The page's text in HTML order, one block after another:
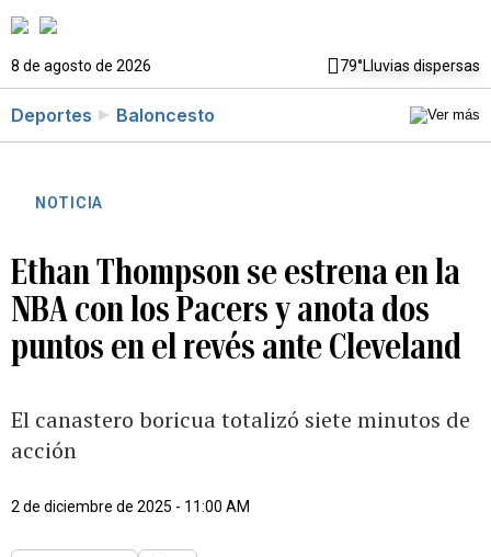
8 de agosto de 2026 79°Lluvias dispersas
Deportes Baloncesto
NOTICIA
Ethan Thompson se estrena en la
NBA con los Pacers y anota dos
puntos en el revés ante Cleveland
El canastero boricua totalizó siete minutos de
acción
2 de diciembre de 2025 - 11:00 AM